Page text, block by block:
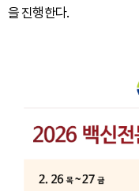
을 진행한다.